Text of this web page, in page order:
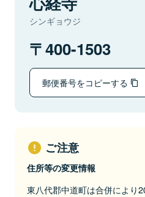
シンギョウジ
400-1503
郵便番号をコピーする
ご注意
住所等の変更情報
東八代郡中道町は合併により